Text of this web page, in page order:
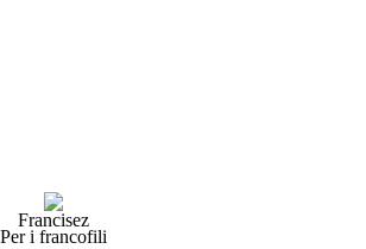
Francisez
Per i francofili